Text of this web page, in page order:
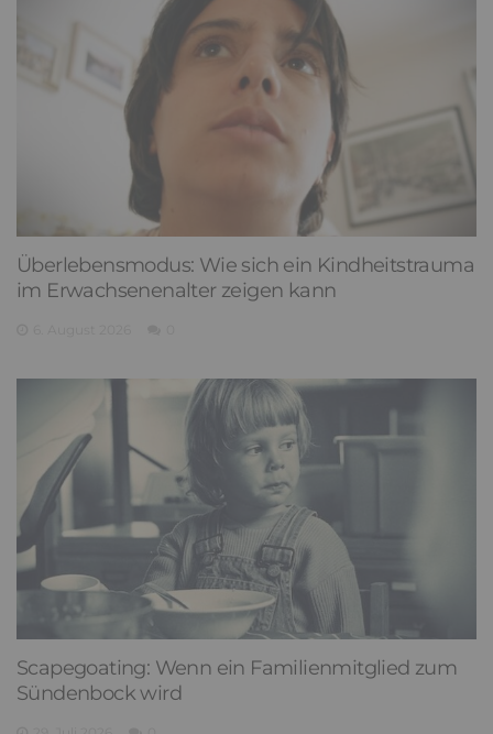
Überlebensmodus: Wie sich ein Kindheitstrauma
im Erwachsenenalter zeigen kann
Scapegoating: Wenn ein Familienmitglied zum
Sündenbock wird